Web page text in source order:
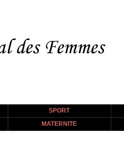
SPORT
MATERNITE